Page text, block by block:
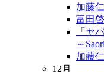
加藤
富田
「ヤ
～
加藤
12月